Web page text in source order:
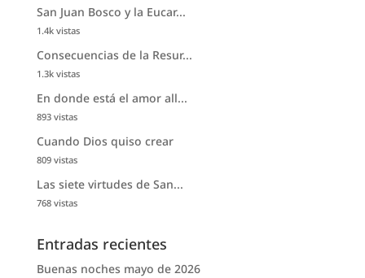
San Juan Bosco y la Eucar...
1.4k vistas
Consecuencias de la Resur...
1.3k vistas
En donde está el amor all...
893 vistas
Cuando Dios quiso crear
809 vistas
Las siete virtudes de San...
768 vistas
Entradas recientes
Buenas noches mayo de 2026